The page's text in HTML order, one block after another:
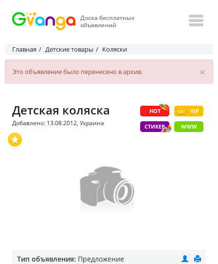
Доска бесплатных
объявлений
Главная Детские товары Коляски
×
Это объявление было перенесено в архив.
HOT VIP
СТИКЕР WWW
Детская коляска
Добавлено: 13.08.2012, Украина
Тип объявления: Предложение